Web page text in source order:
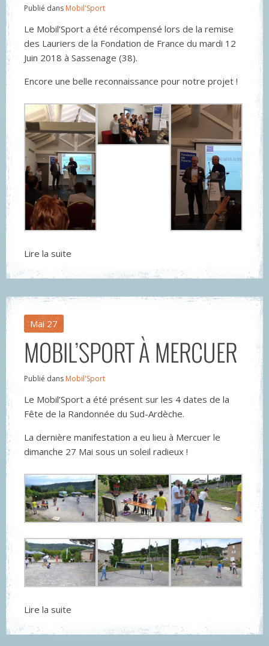
Publié dans Mobil'Sport
Le Mobil’Sport a été récompensé lors de la remise
des Lauriers de la Fondation de France du mardi 12
Juin 2018 à Sassenage (38).
Encore une belle reconnaissance pour notre projet !
Lire la suite
Mai 27
MOBIL’SPORT À MERCUER
Publié dans Mobil'Sport
Le Mobil’Sport a été présent sur les 4 dates de la
Fête de la Randonnée du Sud-Ardèche.
La dernière manifestation a eu lieu à Mercuer le
dimanche 27 Mai sous un soleil radieux !
Lire la suite